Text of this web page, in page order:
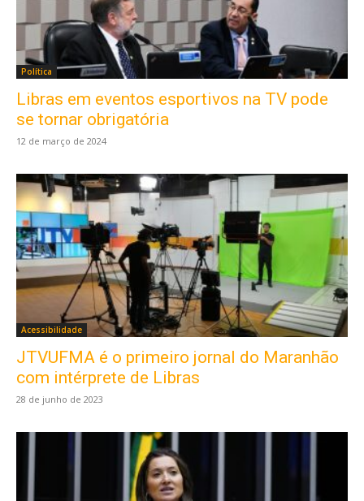
Política
Libras em eventos esportivos na TV pode
se tornar obrigatória
12 de março de 2024
Acessibilidade
JTVUFMA é o primeiro jornal do Maranhão
com intérprete de Libras
28 de junho de 2023